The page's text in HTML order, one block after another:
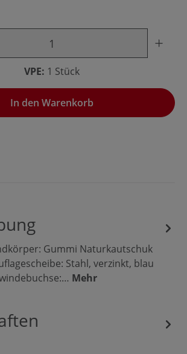
VPE: 1 Stück
In den Warenkorb
Gummi Naturkautschuk
Stahl, verzinkt, blau
Mehr